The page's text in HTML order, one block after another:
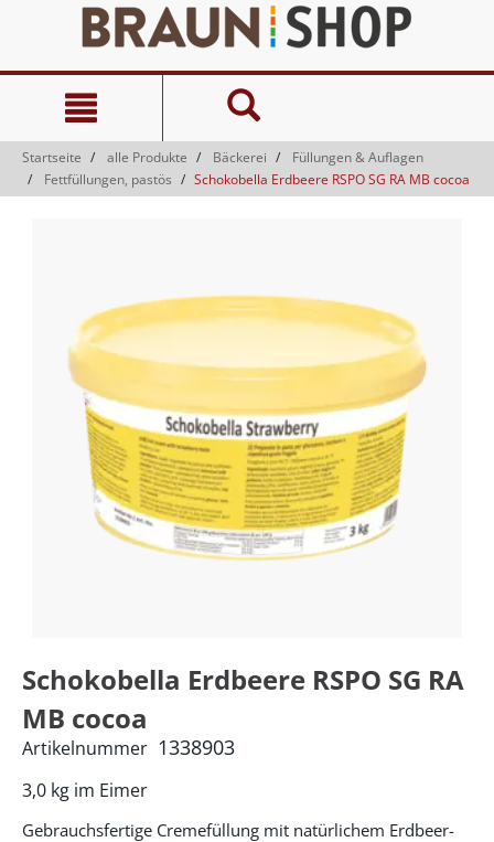
springen
Navigationsmenü
springen
Startseite alle Produkte Bäckerei
Füllungen & Auflagen
Fettfüllungen, pastös
Schokobella Erdbeere RSPO SG RA MB cocoa
Schokobella Erdbeere RSPO SG RA
MB cocoa
3,0 kg im Eimer
Artikelnummer 1338903
Gebrauchsfertige Cremefüllung mit natürlichem Erdbeer-